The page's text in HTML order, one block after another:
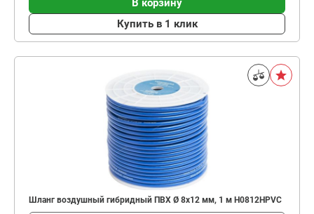
Купить в 1 клик
Шланг воздушный гибридный ПВХ Ø 8х12 мм, 1 м H0812HPVC